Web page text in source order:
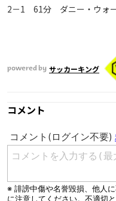
2－1 61分 ダニー・ウォー
powered by サッカーキング
コメント